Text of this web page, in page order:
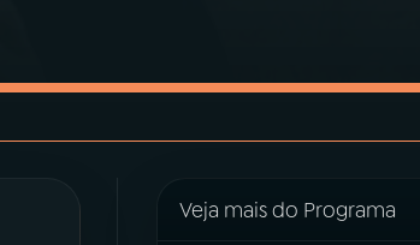
Veja mais do Programa